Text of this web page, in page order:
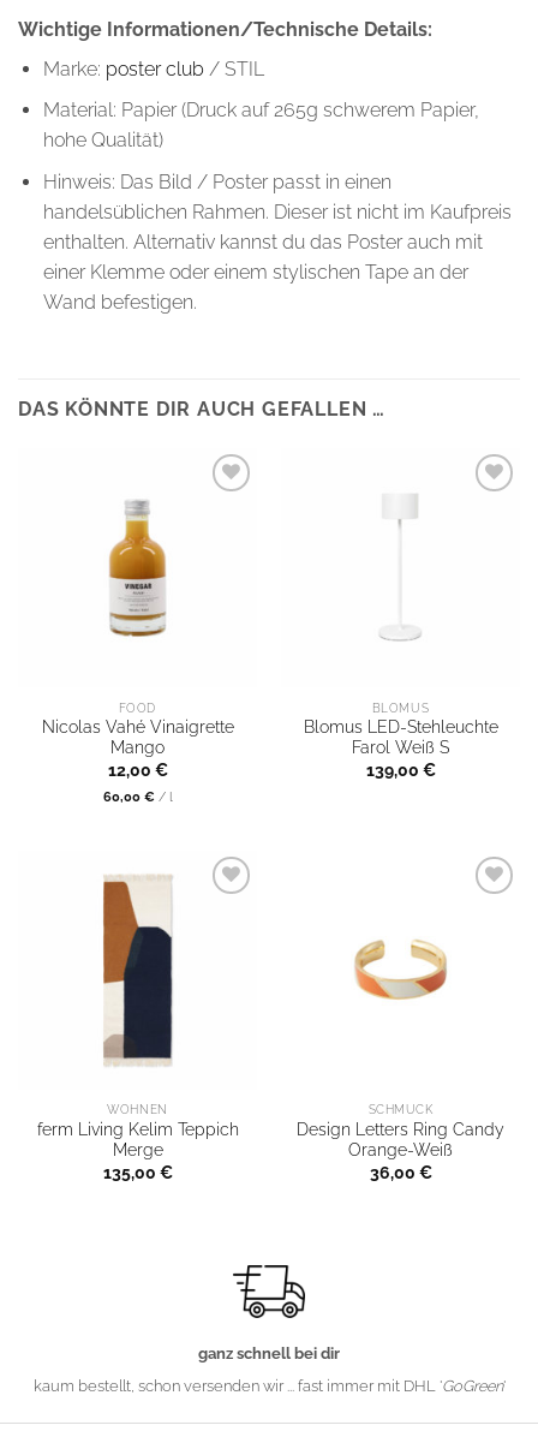
Wichtige Informationen/Technische Details:
Marke: poster club / STIL
Material: Papier (Druck auf 265g schwerem Papier,
hohe Qualität)
Hinweis: Das Bild / Poster passt in einen
handelsüblichen Rahmen. Dieser ist nicht im Kaufpreis
enthalten. Alternativ kannst du das Poster auch mit
einer Klemme oder einem stylischen Tape an der
Wand befestigen.
DAS KÖNNTE DIR AUCH GEFALLEN …
FOOD
Nicolas Vahé Vinaigrette
Mango
12,00 €
60,00 € / l
BLOMUS
Blomus LED-Stehleuchte
Farol Weiß S
139,00 €
WOHNEN
ferm Living Kelim Teppich
Merge
135,00 €
SCHMUCK
Design Letters Ring Candy
Orange-Weiß
36,00 €
ganz schnell bei dir
kaum bestellt, schon versenden wir ... fast immer mit DHL 'GoGreen'